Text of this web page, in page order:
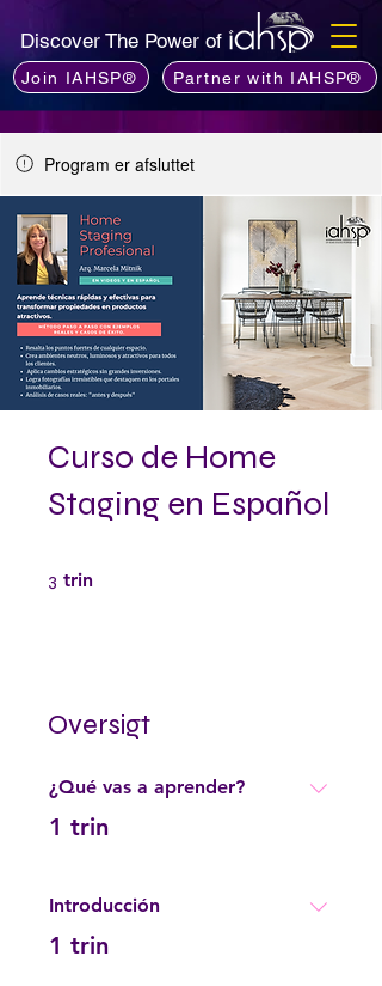
Discover The Power of
Join IAHSP® Partner with IAHSP®
Program er afsluttet
Curso de Home
Staging en Español
3 trin
Oversigt
¿Qué vas a aprender?
.
1 trin
Introducción
.
1 trin